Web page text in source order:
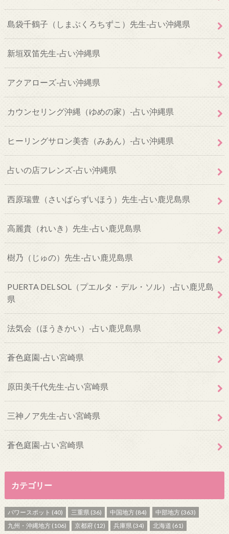
島袋千鶴子（しまぶくろちずこ）先生-占い沖縄県
新垣双笛先生-占い沖縄県
アクアローズ-占い沖縄県
カウンセリング沖縄（ゆめの家）-占い沖縄県
ヒーリングサロン美杏（みあん）-占い沖縄県
占いの店フレンズ-占い沖縄県
西原瑞豊（さいばらずいほう）先生-占い鹿児島県
高麗貴（れいき）先生-占い鹿児島県
樹乃（じゅの）先生-占い鹿児島県
PUERTA DEL SOL（プエルタ・デル・ソル）-占い鹿児島
県
法気会（ほうきかい）-占い鹿児島県
蒼色庭園-占い宮崎県
原田美千代先生-占い宮崎県
三神ノア先生-占い宮崎県
蒼色庭園-占い宮崎県
カテゴリー
パワースポット (40) 三重県 (36) 中国地方 (84) 中部地方(363)
九州・沖縄地方(106) 京都府 (12) 兵庫県 (34) 北海道 (61)